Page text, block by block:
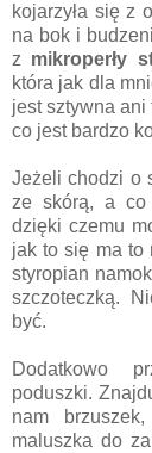
kojarzyła się z
na bok i
z mikroperły
która jak dla
jest sztywna ani
co jest bardzo
Jeżeli chodzi o
ze skórą, a co
dzięki czemu
jak to się ma to
styropian
szczoteczką.
być.
Dodatkowo
poduszki.
nam
maluszka do